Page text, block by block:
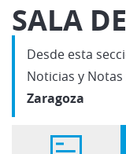
SALA
Desde esta
Noticias y
Zaragoza